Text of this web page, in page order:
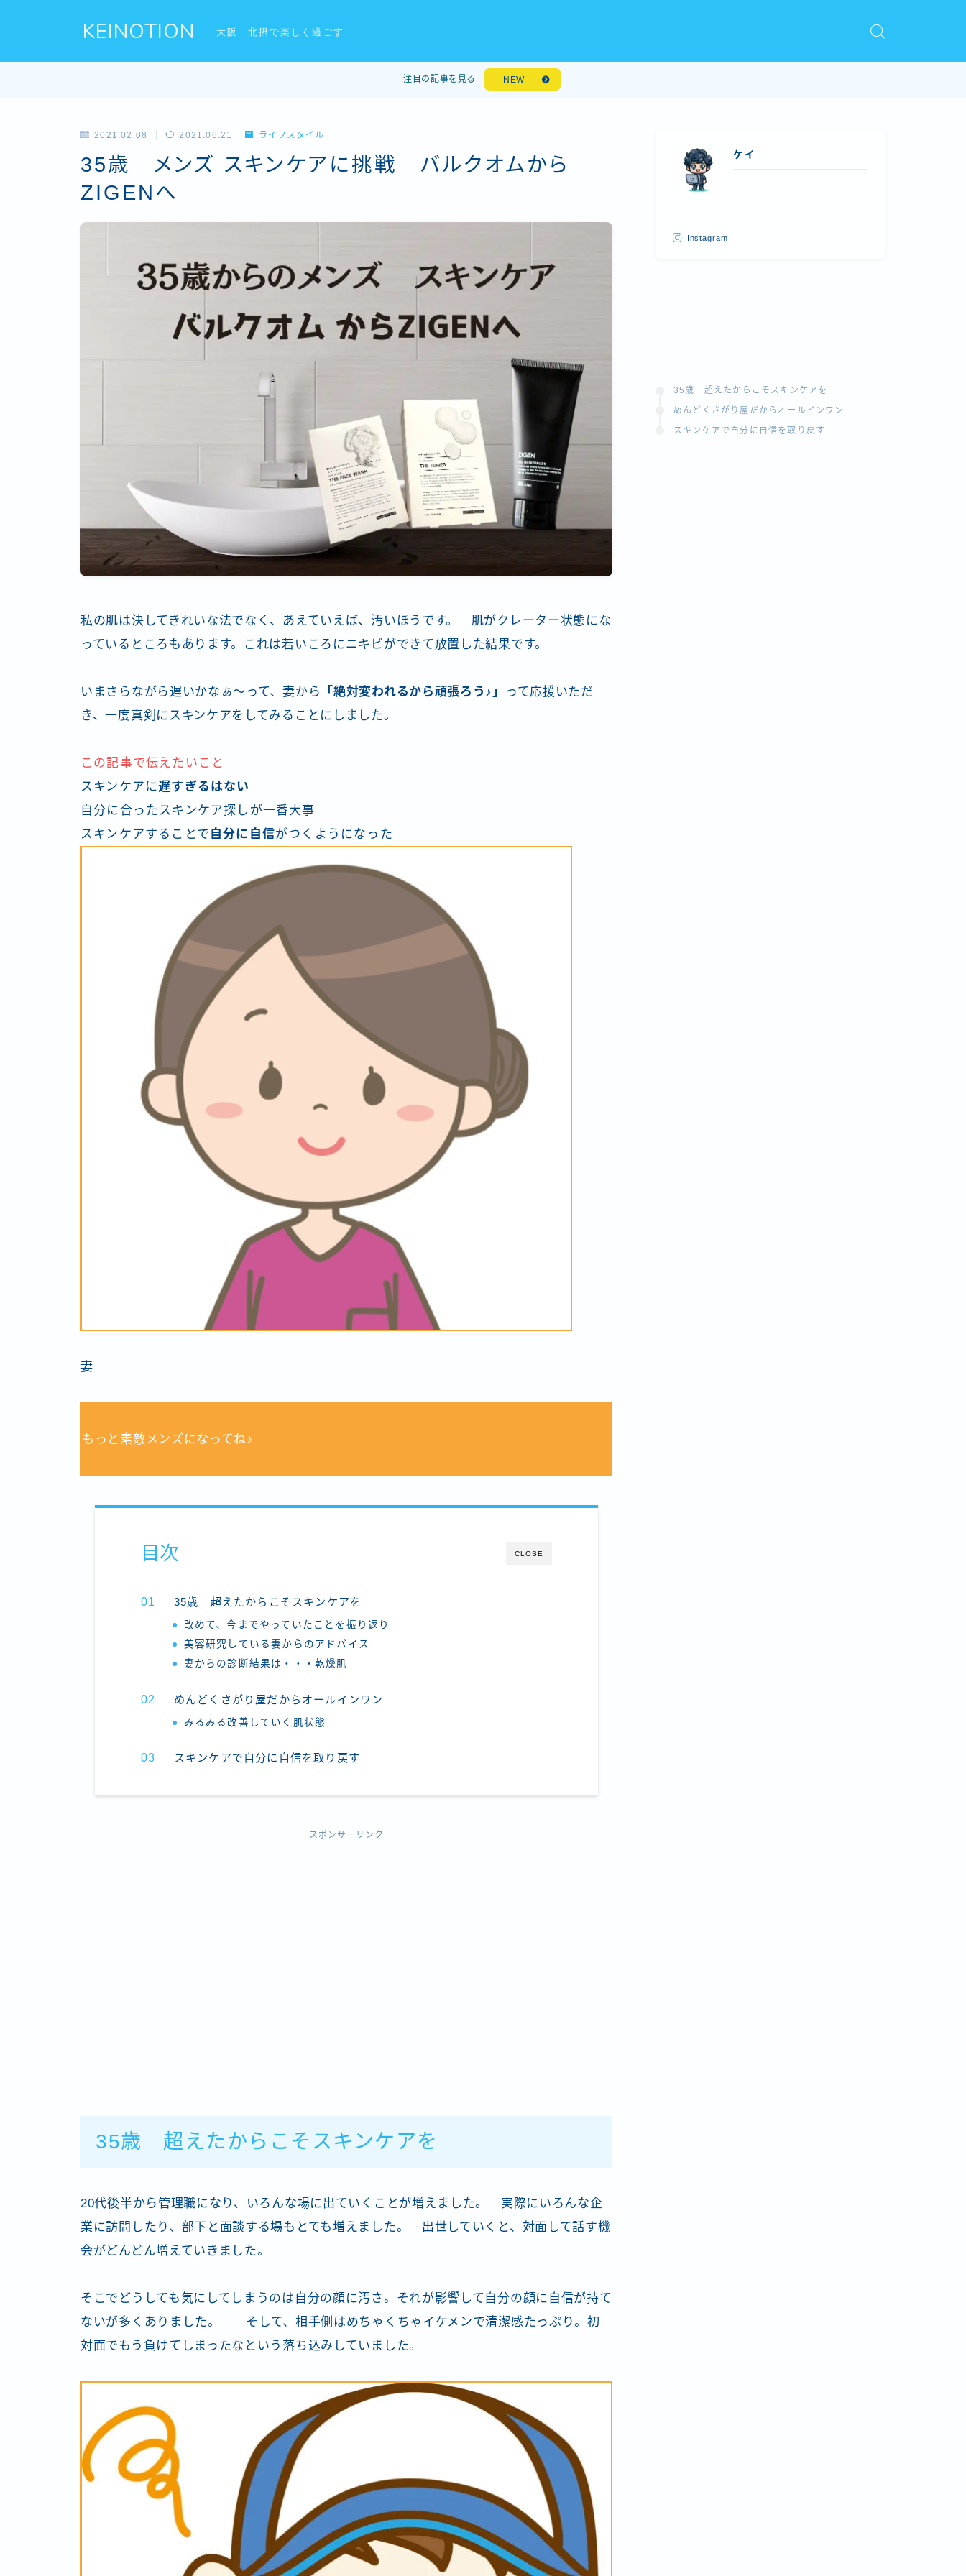
KEINOTION 大阪 北摂で楽しく過ごす
注目の記事を見る NEW
2021.02.08 2021.06.21 ライフスタイル
35歳 メンズ スキンケアに挑戦 バルクオムから
ZIGENへ
私の肌は決してきれいな法でなく、あえていえば、汚いほうです。 肌がクレーター状態にな
っているところもあります。これは若いころにニキビができて放置した結果です。
いまさらながら遅いかなぁ～って、妻から 「絶対変われるから頑張ろう♪」
って応援いただ
き、一度真剣にスキンケアをしてみることにしました。
この記事で伝えたいこと
スキンケアに遅すぎるはない
自分に合ったスキンケア探しが一番大事
スキンケアすることで 自分に自信がつくようになった
妻
もっと素敵メンズになってね♪
CLOSE
目次
35歳 超えたからこそスキンケアを
改めて、今までやっていたことを振り返り
美容研究している妻からのアドバイス
妻からの診断結果は・・・乾燥肌
めんどくさがり屋だからオールインワン
みるみる改善していく肌状態
スキンケアで自分に自信を取り戻す
スポンサーリンク
35歳 超えたからこそスキンケアを
20代後半から管理職になり、いろんな場に出ていくことが増えました。 実際にいろんな企
業に訪問したり、部下と面談する場もとても増えました。 出世していくと、対面して話す機
会がどんどん増えていきました。
そこでどうしても気にしてしまうのは自分の顔に汚さ。それが影響して 自分の顔に自信が持て
ないが多くありました。 そして、相手側はめちゃくちゃイケメンで清潔感たっぷり。初
対面でもう負けてしまったなという落ち込みしていました。
ケイ
Instagram
35歳 超えたからこそスキンケアを
めんどくさがり屋だからオールインワン
スキンケアで自分に自信を取り戻す